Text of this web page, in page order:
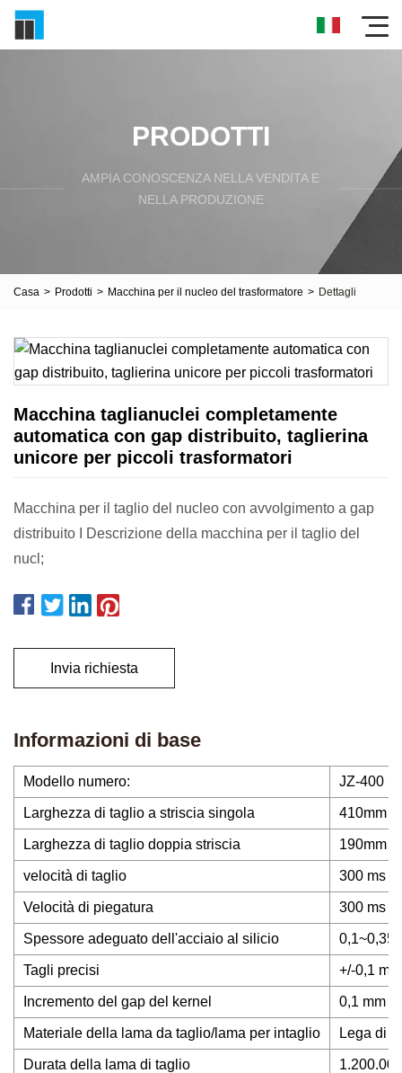
PRODOTTI
AMPIA CONOSCENZA NELLA VENDITA E
NELLA PRODUZIONE
Casa > Prodotti > Macchina per il nucleo del trasformatore > Dettagli
Macchina taglianuclei completamente
automatica con gap distribuito, taglierina
unicore per piccoli trasformatori
Macchina per il taglio del nucleo con avvolgimento a gap
distribuito I Descrizione della macchina per il taglio del
nucl;
Invia richiesta
Informazioni di base
Modello numero: JZ-400
Larghezza di taglio a striscia singola 410mm
Larghezza di taglio doppia striscia 190mm
velocità di taglio 300 ms
Velocità di piegatura 300 ms
Spessore adeguato dell'acciaio al silicio
Tagli precisi +/-0,1 mm
Incremento del gap del kernel 0,1 mm
Materiale della lama da taglio/lama per intaglio Lega di
Durata della lama di taglio